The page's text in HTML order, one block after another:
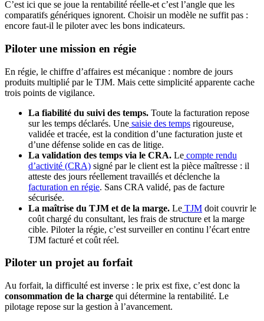
C’est ici que se joue la rentabilité réelle-et c’est l’angle que les
comparatifs génériques ignorent. Choisir un modèle ne suffit pas :
encore faut-il le piloter avec les bons indicateurs.
Piloter une mission en régie
En régie, le chiffre d’affaires est mécanique : nombre de jours
produits multiplié par le TJM. Mais cette simplicité apparente cache
trois points de vigilance.
La fiabilité du suivi des temps. Toute la facturation repose
sur les temps déclarés. Une saisie des temps rigoureuse,
validée et tracée, est la condition d’une facturation juste et
d’une défense solide en cas de litige.
La validation des temps via le CRA. Le compte rendu
d’activité (CRA) signé par le client est la pièce maîtresse : il
atteste des jours réellement travaillés et déclenche la
facturation en régie. Sans CRA validé, pas de facture
sécurisée.
La maîtrise du TJM et de la marge. Le TJM doit couvrir le
coût chargé du consultant, les frais de structure et la marge
cible. Piloter la régie, c’est surveiller en continu l’écart entre
TJM facturé et coût réel.
Piloter un projet au forfait
Au forfait, la difficulté est inverse : le prix est fixe, c’est donc la
consommation de la charge qui détermine la rentabilité. Le
pilotage repose sur la gestion à l’avancement.